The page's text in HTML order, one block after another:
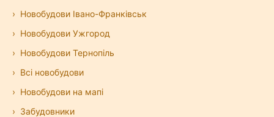
Новобудови Івано-Франківськ
Новобудови Ужгород
Новобудови Тернопіль
Всі новобудови
Новобудови на мапі
Забудовники